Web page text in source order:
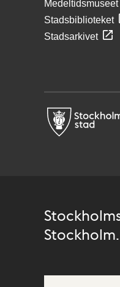
Medeltidsmuseet
Stadsbiblioteket
Stadsarkivet